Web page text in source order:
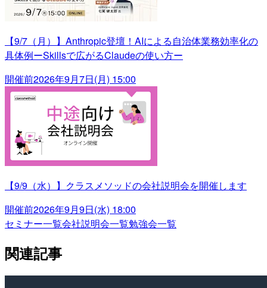
【9/7（月）】Anthropic登壇！AIによる自治体業務効率化の
具体例ーSkillsで広がるClaudeの使い方ー
開催前2026年9月7日(月) 15:00
【9/9（水）】クラスメソッドの会社説明会を開催します
開催前2026年9月9日(水) 18:00
セミナー一覧会社説明会一覧勉強会一覧
関連記事